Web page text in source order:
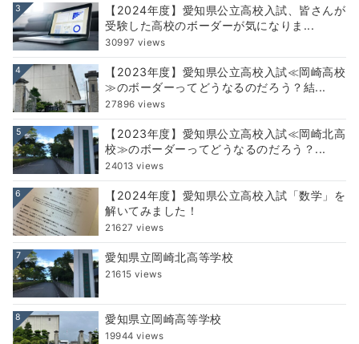
3
【2024年度】愛知県公立高校入試、皆さんが
受験した高校のボーダーが気になりま...
30997 views
4
【2023年度】愛知県公立高校入試≪岡崎高校
≫のボーダーってどうなるのだろう？結...
27896 views
5
【2023年度】愛知県公立高校入試≪岡崎北高
校≫のボーダーってどうなるのだろう？...
24013 views
6
【2024年度】愛知県公立高校入試「数学」を
解いてみました！
21627 views
7 愛知県立岡崎北高等学校
21615 views
8 愛知県立岡崎高等学校
19944 views